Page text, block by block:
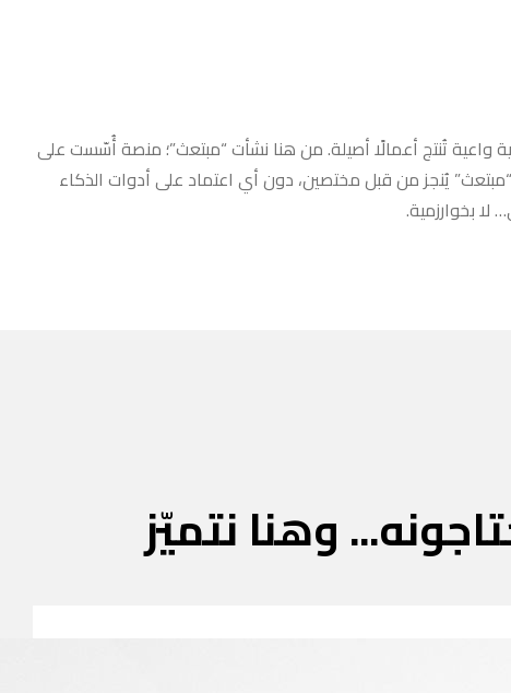
واعية تُنتج أعمالًا أصيلة. من هنا نشأت “مبتعث”؛ منصة أُسّست على
يُنجز من قبل مختصين، دون أي اعتماد على أدوات الذكاء
بخوارزمية.
وهنا نتميّز